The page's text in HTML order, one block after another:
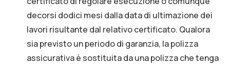
decorsi dodici mesi dalla data di ultimazione dei
lavori risultante dal relativo certificato. Qualora
sia previsto un periodo di garanzia, la polizza
assicurativa è sostituita da una polizza che tenga